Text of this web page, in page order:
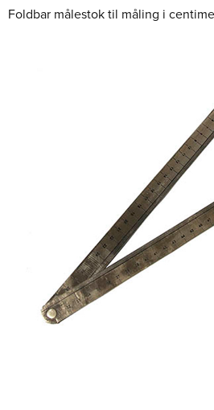
Foldbar målestok til måling i